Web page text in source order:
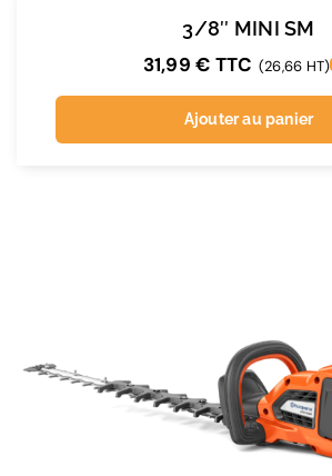
3/8″ MINI SM
31,99€ TTC (26,66 HT)
Ajouter au panier